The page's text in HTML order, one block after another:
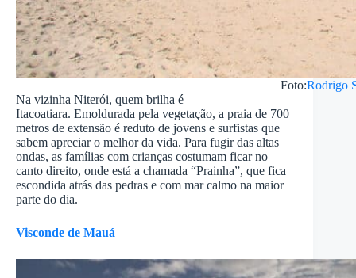
Foto:Rodrigo
Na vizinha Niterói, quem brilha é
Itacoatiara. Emoldurada pela vegetação, a praia de 700
metros de extensão é reduto de jovens e surfistas que
sabem apreciar o melhor da vida. Para fugir das altas
ondas, as famílias com crianças costumam ficar no
canto direito, onde está a chamada “Prainha”, que fica
escondida atrás das pedras e com mar calmo na maior
parte do dia.
Visconde de Mauá